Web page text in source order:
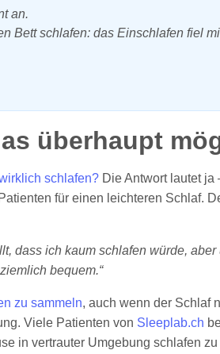
an.
Bett schlafen: das Einschlafen fiel
überhaupt
schlafen? Die Antwort lautet
für einen leichteren Schlaf.
dass ich kaum schlafen würde,
bequem.“
zu sammeln, auch wenn der Schlaf
Viele Patienten von Sleeplab.ch
in vertrauter Umgebung schlafen